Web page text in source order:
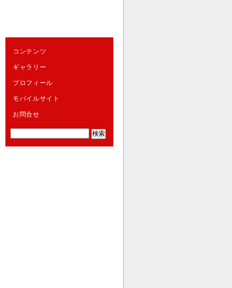
コンテンツ
ギャラリー
プロフィール
モバイルサイト
お問合せ